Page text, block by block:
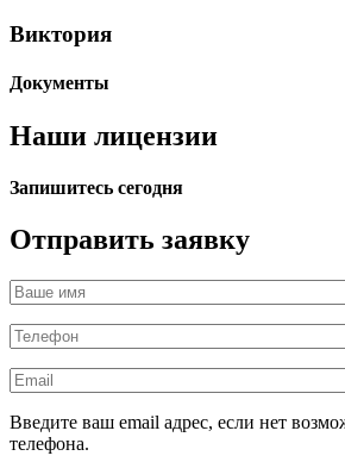
Виктория
Документы
Наши лицензии
Запишитесь сегодня
Отправить заявку
Введите ваш email адрес, если нет
телефона.